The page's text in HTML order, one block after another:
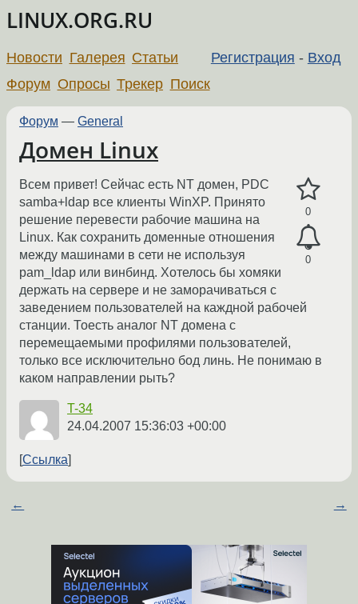
LINUX.ORG.RU
Регистрация - Вход
Новости Галерея Статьи
Форум Опросы Трекер Поиск
Форум — General
Домен Linux
0
0
Всем привет! Сейчас есть NT домен, PDC
samba+ldap все клиенты WinXP. Принято
решение перевести рабочие машина на
Linux. Как сохранить доменные отношения
между машинами в сети не используя
pam_ldap или винбинд. Хотелось бы хомяки
держать на сервере и не заморачиваться с
заведением пользователей на каждной рабочей
станции. Тоесть аналог NT домена с
перемещаемыми профилями пользователей,
только все исключительно бод линь. Не понимаю в
каком направлении рыть?
T-34
24.04.2007 15:36:03 +00:00
Ссылка
← →